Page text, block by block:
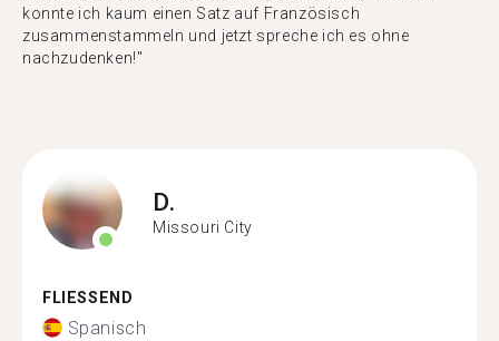
konnte ich kaum einen Satz auf Französisch
zusammenstammeln und jetzt spreche ich es ohne
nachzudenken!"
D.
Missouri City
FLIESSEND
Spanisch